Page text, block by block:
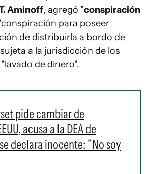
Aminoff, agregó "conspiración
para poseer
de distribuirla a bordo de
a la jurisdicción de los
de dinero".
pide cambiar de
acusa a la DEA de
declara inocente: "No soy